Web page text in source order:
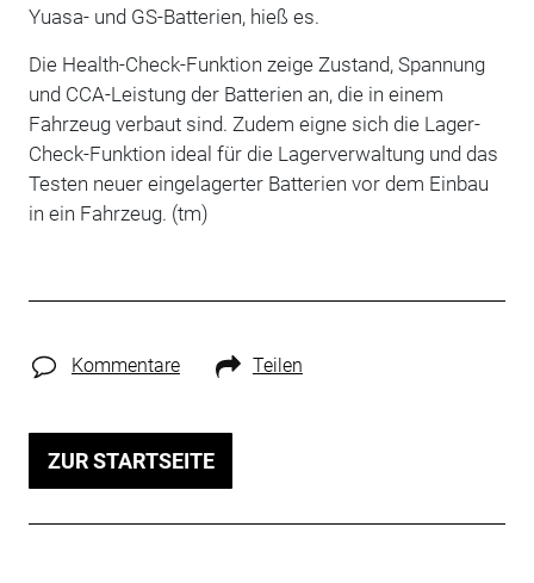
Yuasa- und GS-Batterien, hieß es.
Die Health-Check-Funktion zeige Zustand, Spannung
und CCA-Leistung der Batterien an, die in einem
Fahrzeug verbaut sind. Zudem eigne sich die Lager-
Check-Funktion ideal für die Lagerverwaltung und das
Testen neuer eingelagerter Batterien vor dem Einbau
in ein Fahrzeug. (tm)
Kommentare Teilen
ZUR STARTSEITE